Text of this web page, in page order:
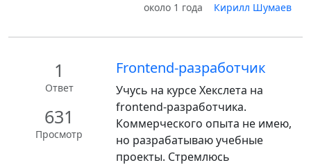
около 1 года
Кирилл Шумаев
1
Ответ
631
Просмотр
Frontend-разработчик
Учусь на курсе Хекслета на
frontend-разработчика.
Коммерческого опыта не имею,
но разрабатываю учебные
проекты. Стремлюсь